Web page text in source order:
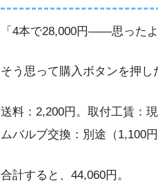
「4本で28,000円——思ったよ
そう思って購入ボタンを押し
送料：2,200円。取付工賃：
ムバルブ交換：別途（1,100円
合計すると、44,060円。